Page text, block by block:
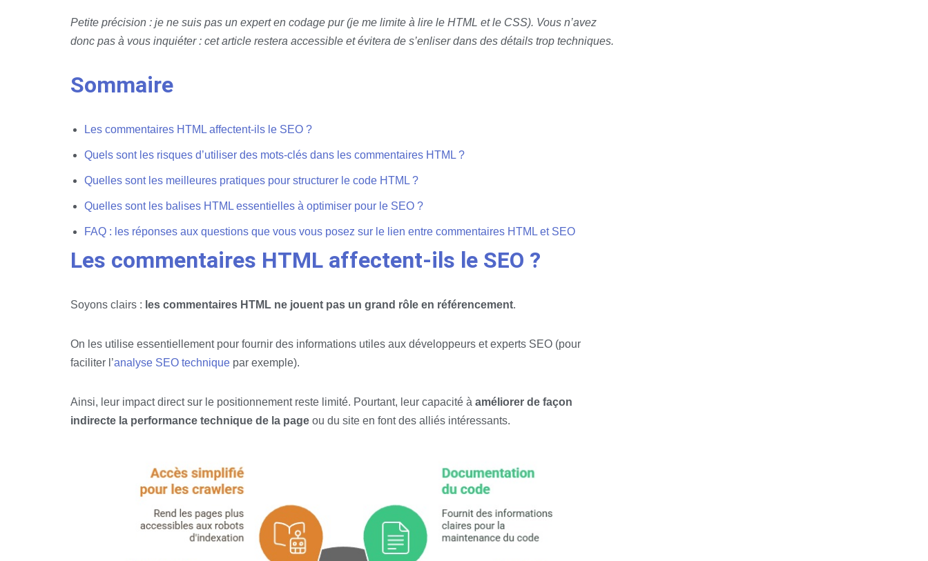
Petite précision : je ne suis pas un expert en codage pur (je me limite à lire le HTML et le CSS). Vous n’avez
donc pas à vous inquiéter : cet article restera accessible et évitera de s’enliser dans des détails trop techniques.
Sommaire
Les commentaires HTML affectent-ils le SEO ?
Quels sont les risques d’utiliser des mots-clés dans les commentaires HTML ?
Quelles sont les meilleures pratiques pour structurer le code HTML ?
Quelles sont les balises HTML essentielles à optimiser pour le SEO ?
FAQ : les réponses aux questions que vous vous posez sur le lien entre commentaires HTML et SEO
Les commentaires HTML affectent-ils le SEO ?
Soyons clairs : les commentaires HTML ne jouent pas un grand rôle en référencement.
On les utilise essentiellement pour fournir des informations utiles aux développeurs et experts SEO (pour
faciliter l’analyse SEO technique par exemple).
Ainsi, leur impact direct sur le positionnement reste limité. Pourtant, leur capacité à améliorer de façon
indirecte la performance technique de la page ou du site en font des alliés intéressants.